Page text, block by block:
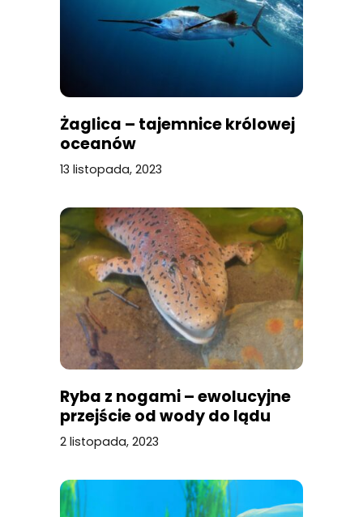
Żaglica – tajemnice królowej
oceanów
13 listopada, 2023
Ryba z nogami – ewolucyjne
przejście od wody do lądu
2 listopada, 2023